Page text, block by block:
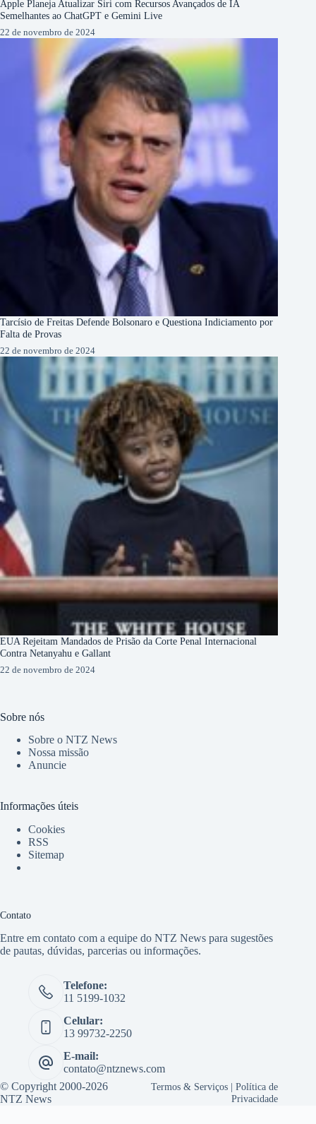
Apple Planeja Atualizar Siri com Recursos Avançados de IA
Semelhantes ao ChatGPT e Gemini Live
22 de novembro de 2024
Tarcísio de Freitas Defende Bolsonaro e Questiona Indiciamento por
Falta de Provas
22 de novembro de 2024
EUA Rejeitam Mandados de Prisão da Corte Penal Internacional
Contra Netanyahu e Gallant
22 de novembro de 2024
Sobre nós
Sobre o NTZ News
Nossa missão
Anuncie
Informações úteis
Cookies
RSS
Sitemap
Contato
Entre em contato com a equipe do NTZ News para sugestões
de pautas, dúvidas, parcerias ou informações.
Telefone:
11 5199-1032
Celular:
13 99732-2250
E-mail:
contato@ntznews.com
© Copyright 2000-2026
NTZ News
Termos & Serviços |Política de
Privacidade